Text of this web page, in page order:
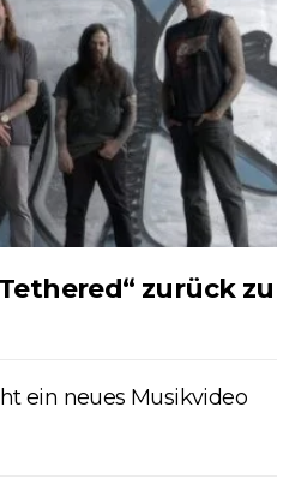
zurück zu
ein neues Musikvideo